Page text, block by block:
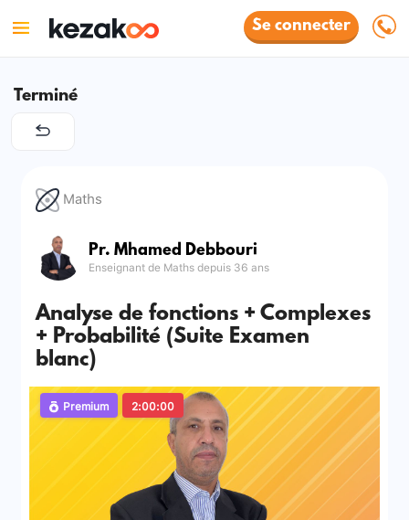
Se connecter
Terminé
Maths
Pr. Mhamed Debbouri
Enseignant de Maths depuis 36 ans
Analyse de fonctions + Complexes
+ Probabilité (Suite Examen
blanc)
Premium 2:00:00